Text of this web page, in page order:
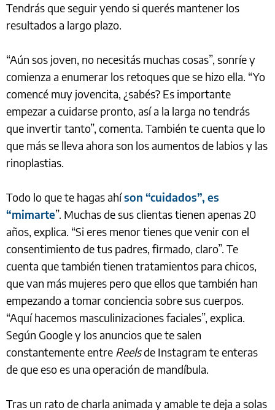
Tendrás que seguir yendo si querés mantener los
resultados a largo plazo.
“Aún sos joven, no necesitás muchas cosas”, sonríe y
comienza a enumerar los retoques que se hizo ella. “Yo
comencé muy jovencita, ¿sabés? Es importante
empezar a cuidarse pronto, así a la larga no tendrás
que invertir tanto”, comenta. También te cuenta que lo
que más se lleva ahora son los aumentos de labios y las
rinoplastias.
Todo lo que te hagas ahíson “cuidados”, es
“mimarte”. Muchas de sus clientas tienen apenas 20
años, explica. “Si eres menor tienes que venir con el
consentimiento de tus padres, firmado, claro”. Te
cuenta que también tienen tratamientos para chicos,
que van más mujeres pero que ellos que también han
empezando a tomar conciencia sobre sus cuerpos.
“Aquí hacemos masculinizaciones faciales”, explica.
Según Google y los anuncios que te salen
constantemente entre Reelsde Instagram te enteras
de que eso es una operación de mandíbula.
Tras un rato de charla animada y amable te deja a solas